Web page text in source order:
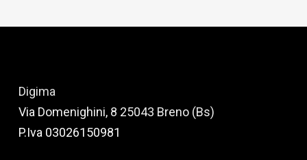
Digima
Via Domenighini, 8 25043 Breno (Bs)
P.Iva 03026150981